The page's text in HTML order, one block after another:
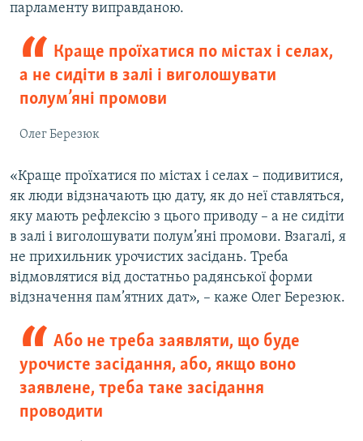
парламенту виправданою.
Краще проїхатися по містах і селах,
а не сидіти в залі і виголошувати
полум’яні промови
Олег Березюк
«Краще проїхатися по містах і селах – подивитися,
як люди відзначають цю дату, як до неї ставляться,
яку мають рефлексію з цього приводу – а не сидіти
в залі і виголошувати полум’яні промови. Взагалі, я
не прихильник урочистих засідань. Треба
відмовлятися від достатньо радянської форми
відзначення пам’ятних дат», – каже Олег Березюк.
Або не треба заявляти, що буде
урочисте засідання, або, якщо воно
заявлене, треба таке засідання
проводити